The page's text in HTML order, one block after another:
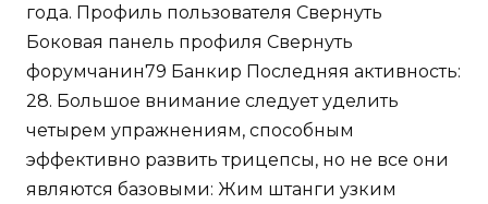
года. Профиль пользователя Свернуть
Боковая панель профиля Свернуть
форумчанин79 Банкир Последняя активность:
28. Большое внимание следует уделить
четырем упражнениям, способным
эффективно развить трицепсы, но не все они
являются базовыми: Жим штанги узким